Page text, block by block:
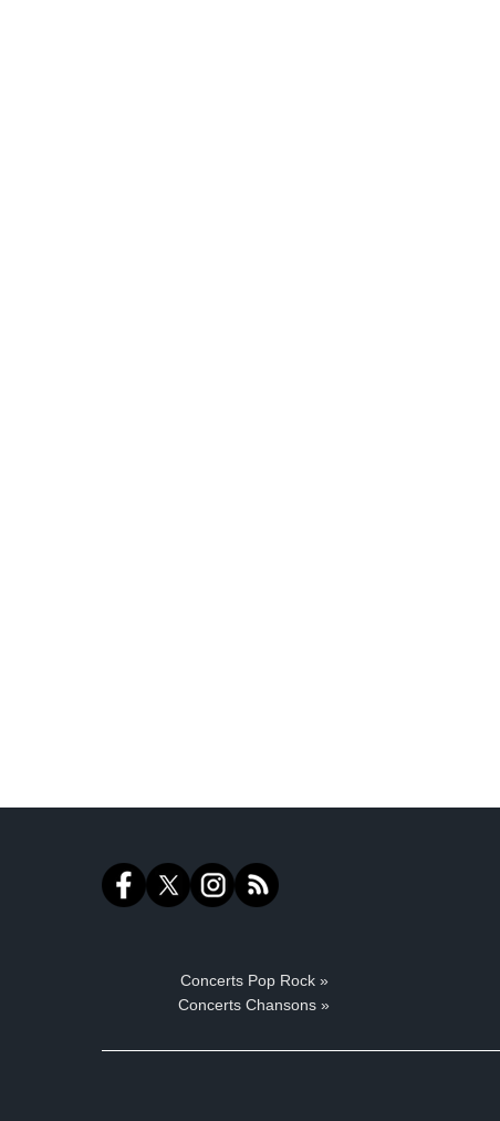
Concerts Pop Rock »
Concerts Chansons »